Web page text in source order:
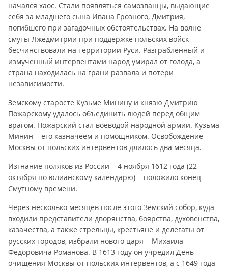
начался хаос. Стали появляться самозванцы, выдающие
себя за младшего сына Ивана Грозного, Дмитрия,
погибшего при загадочных обстоятельствах. На волне
смуты Лжедмитрии при поддержке польских войск
бесчинствовали на территории Руси. Разграбленный и
измученный интервентами народ умирал от голода, а
страна находилась на грани развала и потери
независимости.
Земскому старосте Кузьме Минину и князю Дмитрию
Пожарскому удалось объединить людей перед общим
врагом. Пожарский стал воеводой народной армии. Кузьма
Минин – его казначеем и помощником. Освобождение
Москвы от польских интервентов длилось два месяца.
Изгнание поляков из России – 4 ноября 1612 года (22
октября по юлианскому календарю) – положило конец
Смутному времени.
Через несколько месяцев после этого Земский собор, куда
входили представители дворянства, боярства, духовенства,
казачества, а также стрельцы, крестьяне и делегаты от
русских городов, избрали нового царя – Михаила
Фёдоровича Романова. В 1613 году он учредил День
очищения Москвы от польских интервентов, а с 1649 года